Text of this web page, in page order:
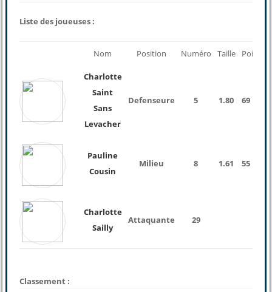
Liste des joueuses :
Nom Position Numéro Taille Poids
Charlotte
Saint
Sans
Levacher
Defenseure 5 1.80 69 Kg
Pauline
Cousin
Milieu 8 1.61 55 Kg
Charlotte
Sailly
Attaquante 29
Classement :